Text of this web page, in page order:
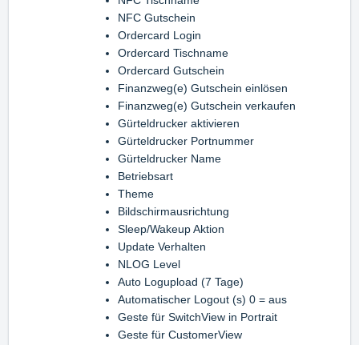
NFC Gutschein
Ordercard Login
Ordercard Tischname
Ordercard Gutschein
Finanzweg(e) Gutschein einlösen
Finanzweg(e) Gutschein verkaufen
Gürteldrucker aktivieren
Gürteldrucker Portnummer
Gürteldrucker Name
Betriebsart
Theme
Bildschirmausrichtung
Sleep/Wakeup Aktion
Update Verhalten
NLOG Level
Auto Logupload (7 Tage)
Automatischer Logout (s) 0 = aus
Geste für SwitchView in Portrait
Geste für CustomerView